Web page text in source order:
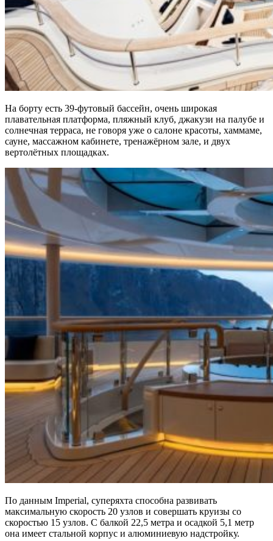
На борту есть 39-футовый бассейн, очень широкая
плавательная платформа, пляжный клуб, джакузи на палубе и
солнечная терраса, не говоря уже о салоне красоты, хаммаме,
сауне, массажном кабинете, тренажёрном зале, и двух
вертолётных площадках.
По данным Imperial, суперяхта способна развивать
максимальную скорость 20 узлов и совершать круизы со
скоростью 15 узлов. С балкой 22,5 метра и осадкой 5,1 метр
она имеет стальной корпус и алюминиевую надстройку.